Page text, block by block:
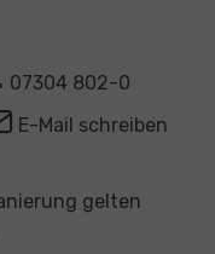
07304 802-0
E-Mail schreiben
gelten